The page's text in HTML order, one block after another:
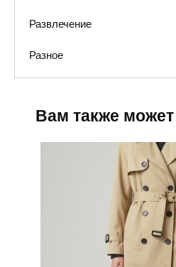
Развлечение
Разное
Вам также